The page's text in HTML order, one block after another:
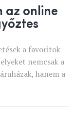
az online
a favoritok
nemcsak a
hanem a